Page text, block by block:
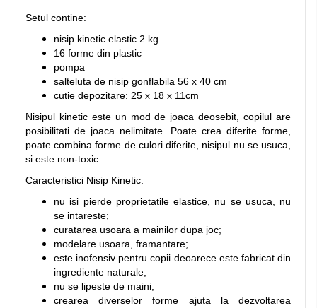
Setul contine:
nisip kinetic elastic 2 kg
16 forme din plastic
pompa
salteluta de nisip gonflabila 56 x 40 cm
cutie depozitare: 25 x 18 x 11cm
Nisipul kinetic este un mod de joaca deosebit, copilul are
posibilitati de joaca nelimitate. Poate crea diferite forme,
poate combina forme de culori diferite, nisipul nu se usuca,
si este non-toxic.
Caracteristici Nisip Kinetic:
nu isi pierde proprietatile elastice, nu se usuca, nu
se intareste;
curatarea usoara a mainilor dupa joc;
modelare usoara, framantare;
este inofensiv pentru copii deoarece este fabricat din
ingrediente naturale;
nu se lipeste de maini;
crearea diverselor forme ajuta la dezvoltarea